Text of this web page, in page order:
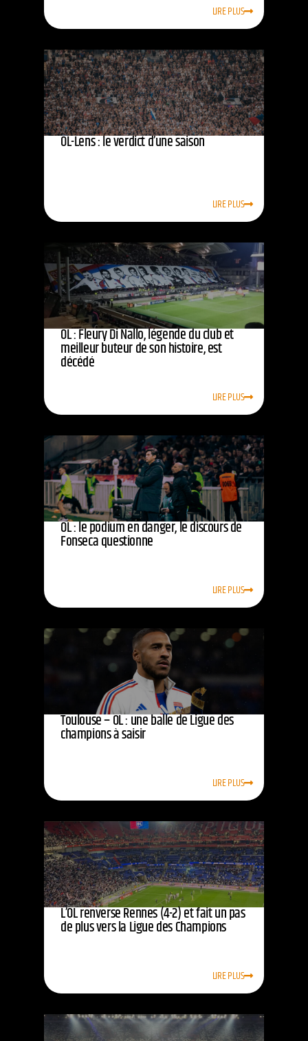
LIRE PLUS
OL-Lens : le verdict d’une saison
LIRE PLUS
OL : Fleury Di Nallo, légende du club et
meilleur buteur de son histoire, est
décédé
LIRE PLUS
OL : le podium en danger, le discours de
Fonseca questionne
LIRE PLUS
Toulouse – OL : une balle de Ligue des
champions à saisir
LIRE PLUS
L’OL renverse Rennes (4-2) et fait un pas
de plus vers la Ligue des Champions
LIRE PLUS